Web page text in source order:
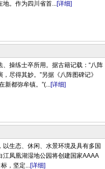
地。作为四川省首...[详细]
操练士卒所用。据古籍记载：“八阵
尽得其妙。”另据《八阵图碑记》
新都弥牟镇。”(...[详细]
生态、休闲、水景环境及具有多国
凤凰湖湿地公园将创建国家AAAA
，坚定...[详细]